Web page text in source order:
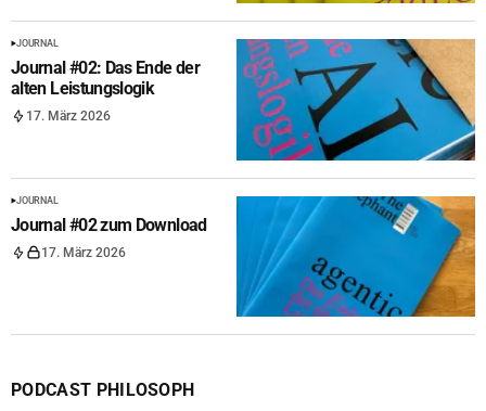
JOURNAL
Journal #02: Das Ende der
alten Leistungslogik
17. März 2026
JOURNAL
Journal #02 zum Download
17. März 2026
PODCAST PHILOSOPH